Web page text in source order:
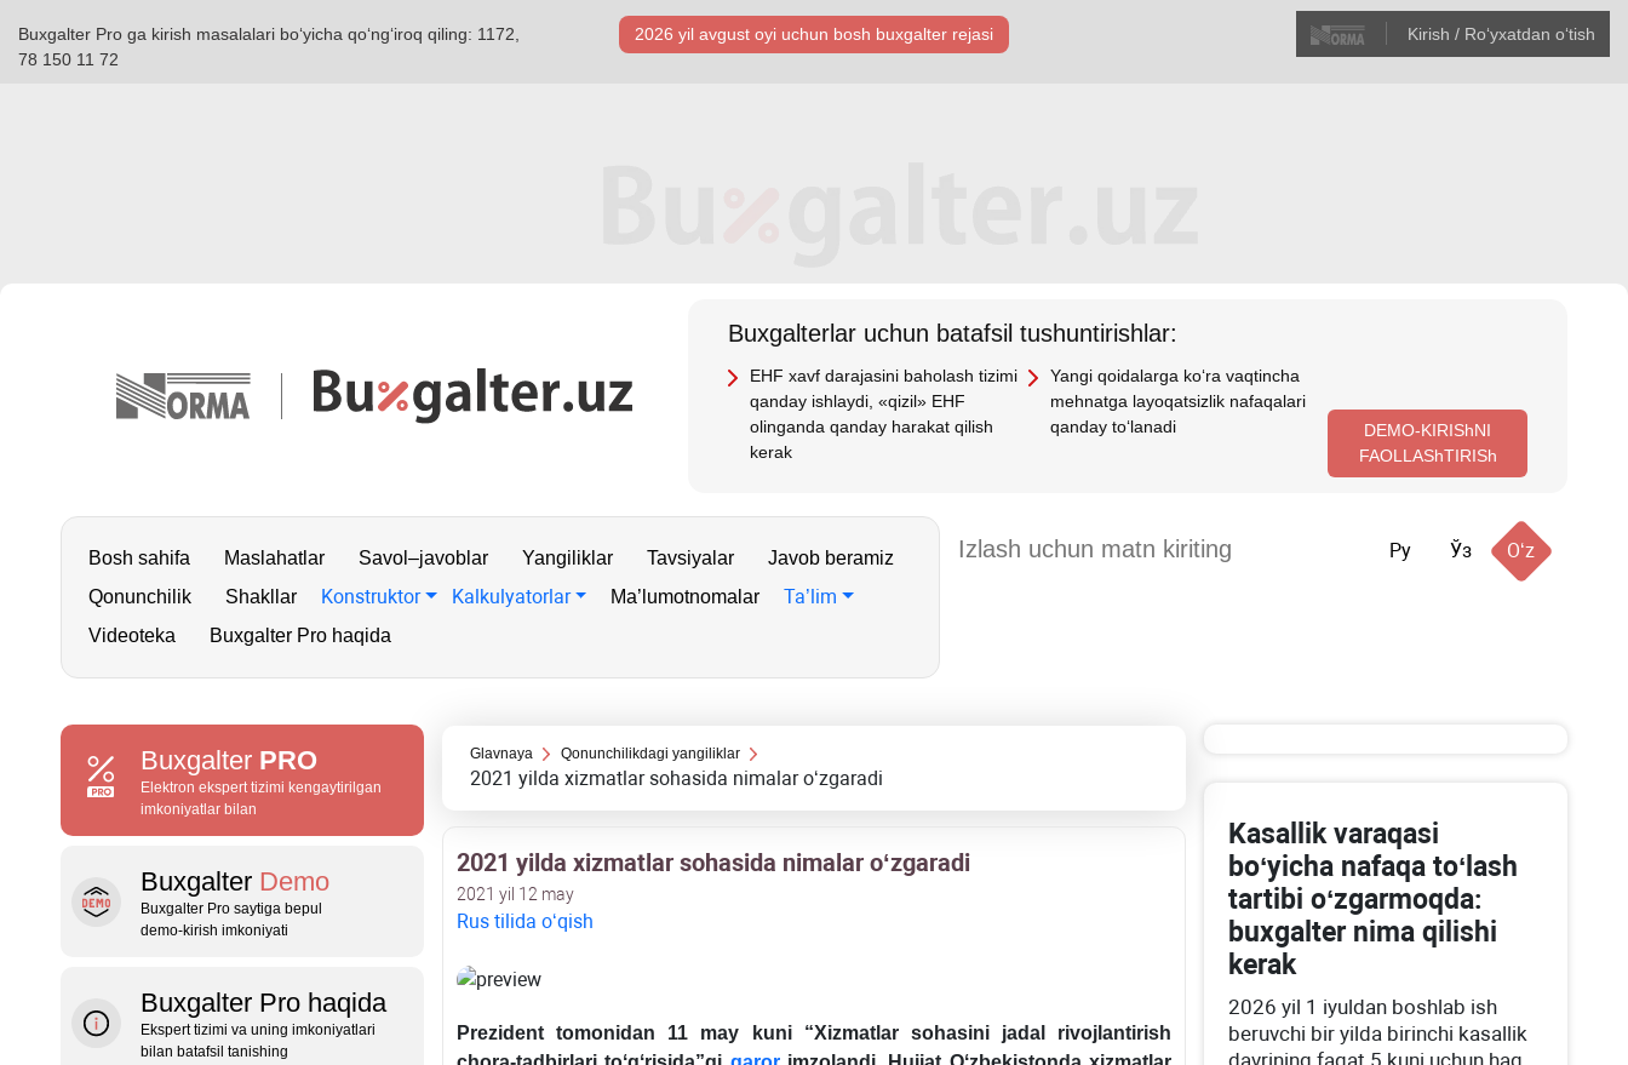
Buxgalter Pro ga kirish masalalari boʻyicha qoʻngʻiroq qiling: 1172,
78 150 11 72
2026 yil avgust oyi uchun bosh buхgalter rejasi Kirish / Roʻyхatdan oʻtish
Buхgalterlar uchun batafsil tushuntirishlar:
EHF хavf darajasini baholash tizimi
qanday ishlaydi, «qizil» EHF
olinganda qanday harakat qilish
kerak
Yangi qoidalarga koʻra vaqtincha
mehnatga layoqatsizlik nafaqalari
qanday toʻlanadi
DEMO-KIRIShNI
FAOLLAShTIRISh
Bosh sahifa Maslahatlar Savol–javoblar Yangiliklar Tavsiyalar
Javob beramiz
Qonunchilik
Shakllar Konstruktor Kalkulyatorlar Ma’lumotnomalar Ta’lim
Videoteka Buxgalter Pro haqida
Ру Ўз Oʻz
Buxgalter PRO
Elektron ekspert tizimi kengaytirilgan
imkoniyatlar bilan
Buxgalter Demo
Buxgalter Pro saytiga bepul
demo‑kirish imkoniyati
Buxgalter Pro haqida
Ekspert tizimi va uning imkoniyatlari
bilan batafsil tanishing
Glavnaya Qonunchilikdagi yangiliklar
2021 yilda хizmatlar sohasida nimalar oʻzgaradi
2021 yilda хizmatlar sohasida nimalar oʻzgaradi
2021 yil 12 may
Rus tilida oʻqish
Prezident tomonidan 11 may kuni “Xizmatlar sohasini jadal rivojlantirish
Kasallik varaqasi
boʻyicha nafaqa toʻlash
tartibi oʻzgarmoqda:
buхgalter nima qilishi
kerak
2026 yil 1 iyuldan boshlab ish
beruvchi bir yilda birinchi kasallik
davrining faqat 5 kuni uchun haq